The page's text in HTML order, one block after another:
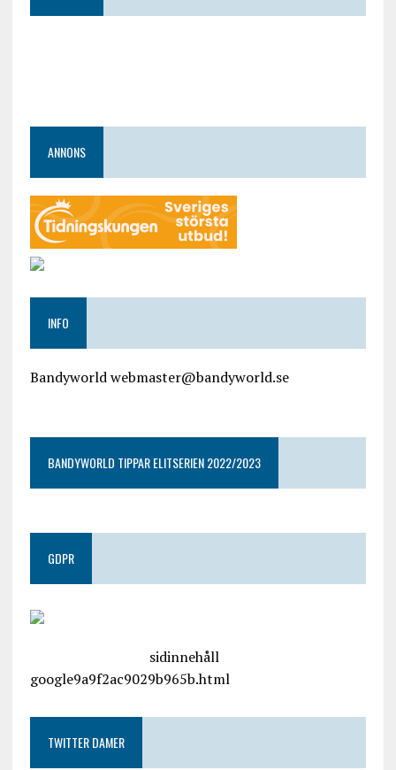
ANNONS
INFO
Bandyworld webmaster@bandyworld.se
BANDYWORLD TIPPAR ELITSERIEN 2022/2023
GDPR
sidinnehåll
google9a9f2ac9029b965b.html
TWITTER DAMER